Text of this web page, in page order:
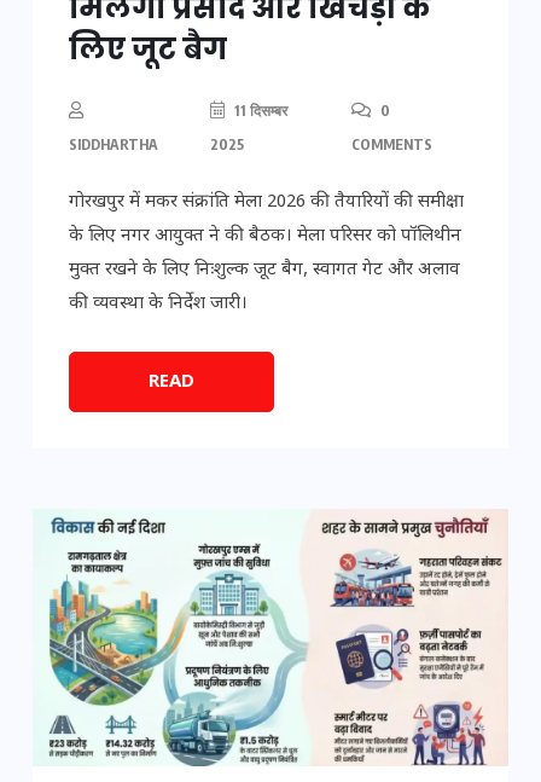
लिए जूट बैग
SIDDHARTHA
11 दिसम्बर
2025
0
COMMENTS
गोरखपुर में मकर संक्रांति मेला 2026 की तैयारियों की समीक्षा
के लिए नगर आयुक्त ने की बैठक। मेला परिसर को पॉलिथीन
मुक्त रखने के लिए निःशुल्क जूट बैग, स्वागत गेट और अलाव
की व्यवस्था के निर्देश जारी।
READ